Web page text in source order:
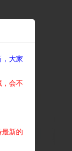
大家
会不
新的